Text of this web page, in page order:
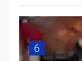
6